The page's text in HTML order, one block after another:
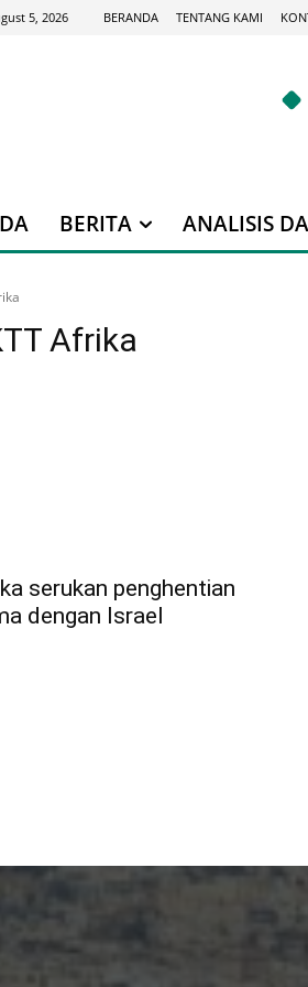
5, 2026 BERANDA TENTANG KAMI
BERITA ANALISIS
Afrika
serukan penghentian
dengan Israel